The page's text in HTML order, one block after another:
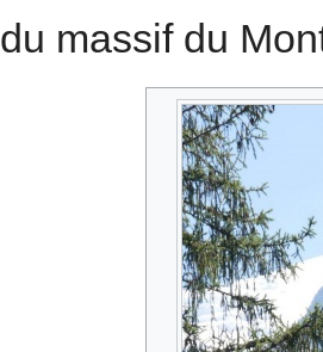
du massif du